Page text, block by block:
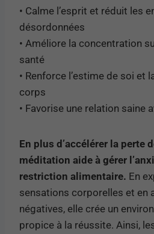
• Calme l’esprit et réduit les
désordonnées
• Améliore la concentration
santé
• Renforce l’estime de soi et
corps
• Favorise une relation saine
En plus d’accélérer la perte
méditation aide à gérer
restriction alimentaire. En
sensations corporelles et en
négatives, elle crée un
propice à la réussite. Ainsi,